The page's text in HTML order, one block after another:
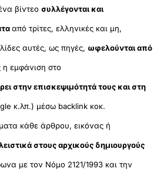
βίντεοσυλλέγονται και
από τρίτες, ελληνικές και μη,
αυτές, ως πηγές, ωφελούνται από
εμφάνιση στο
στην επισκεψιμότητά τους και στη
κ.λπ.) μέσω backlink κοκ.
κάθε άρθρου, εικόνας ή
στους αρχικούς δημιουργούς
με τον Νόμο 2121/1993 και την